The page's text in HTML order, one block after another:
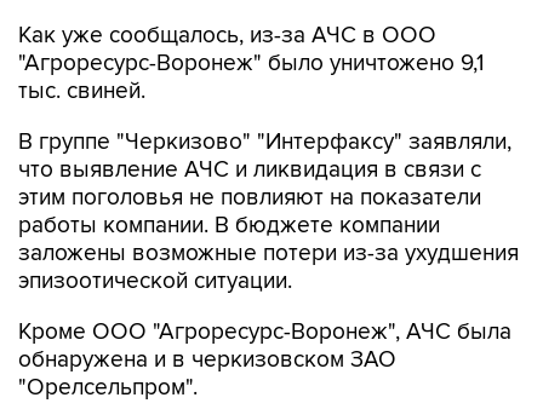
Как уже сообщалось, из-за АЧС в ООО
"Агроресурс-Воронеж" было уничтожено 9,1
тыс. свиней.
В группе "Черкизово" "Интерфаксу" заявляли,
что выявление АЧС и ликвидация в связи с
этим поголовья не повлияют на показатели
работы компании. В бюджете компании
заложены возможные потери из-за ухудшения
эпизоотической ситуации.
Кроме ООО "Агроресурс-Воронеж", АЧС была
обнаружена и в черкизовском ЗАО
"Орелсельпром".